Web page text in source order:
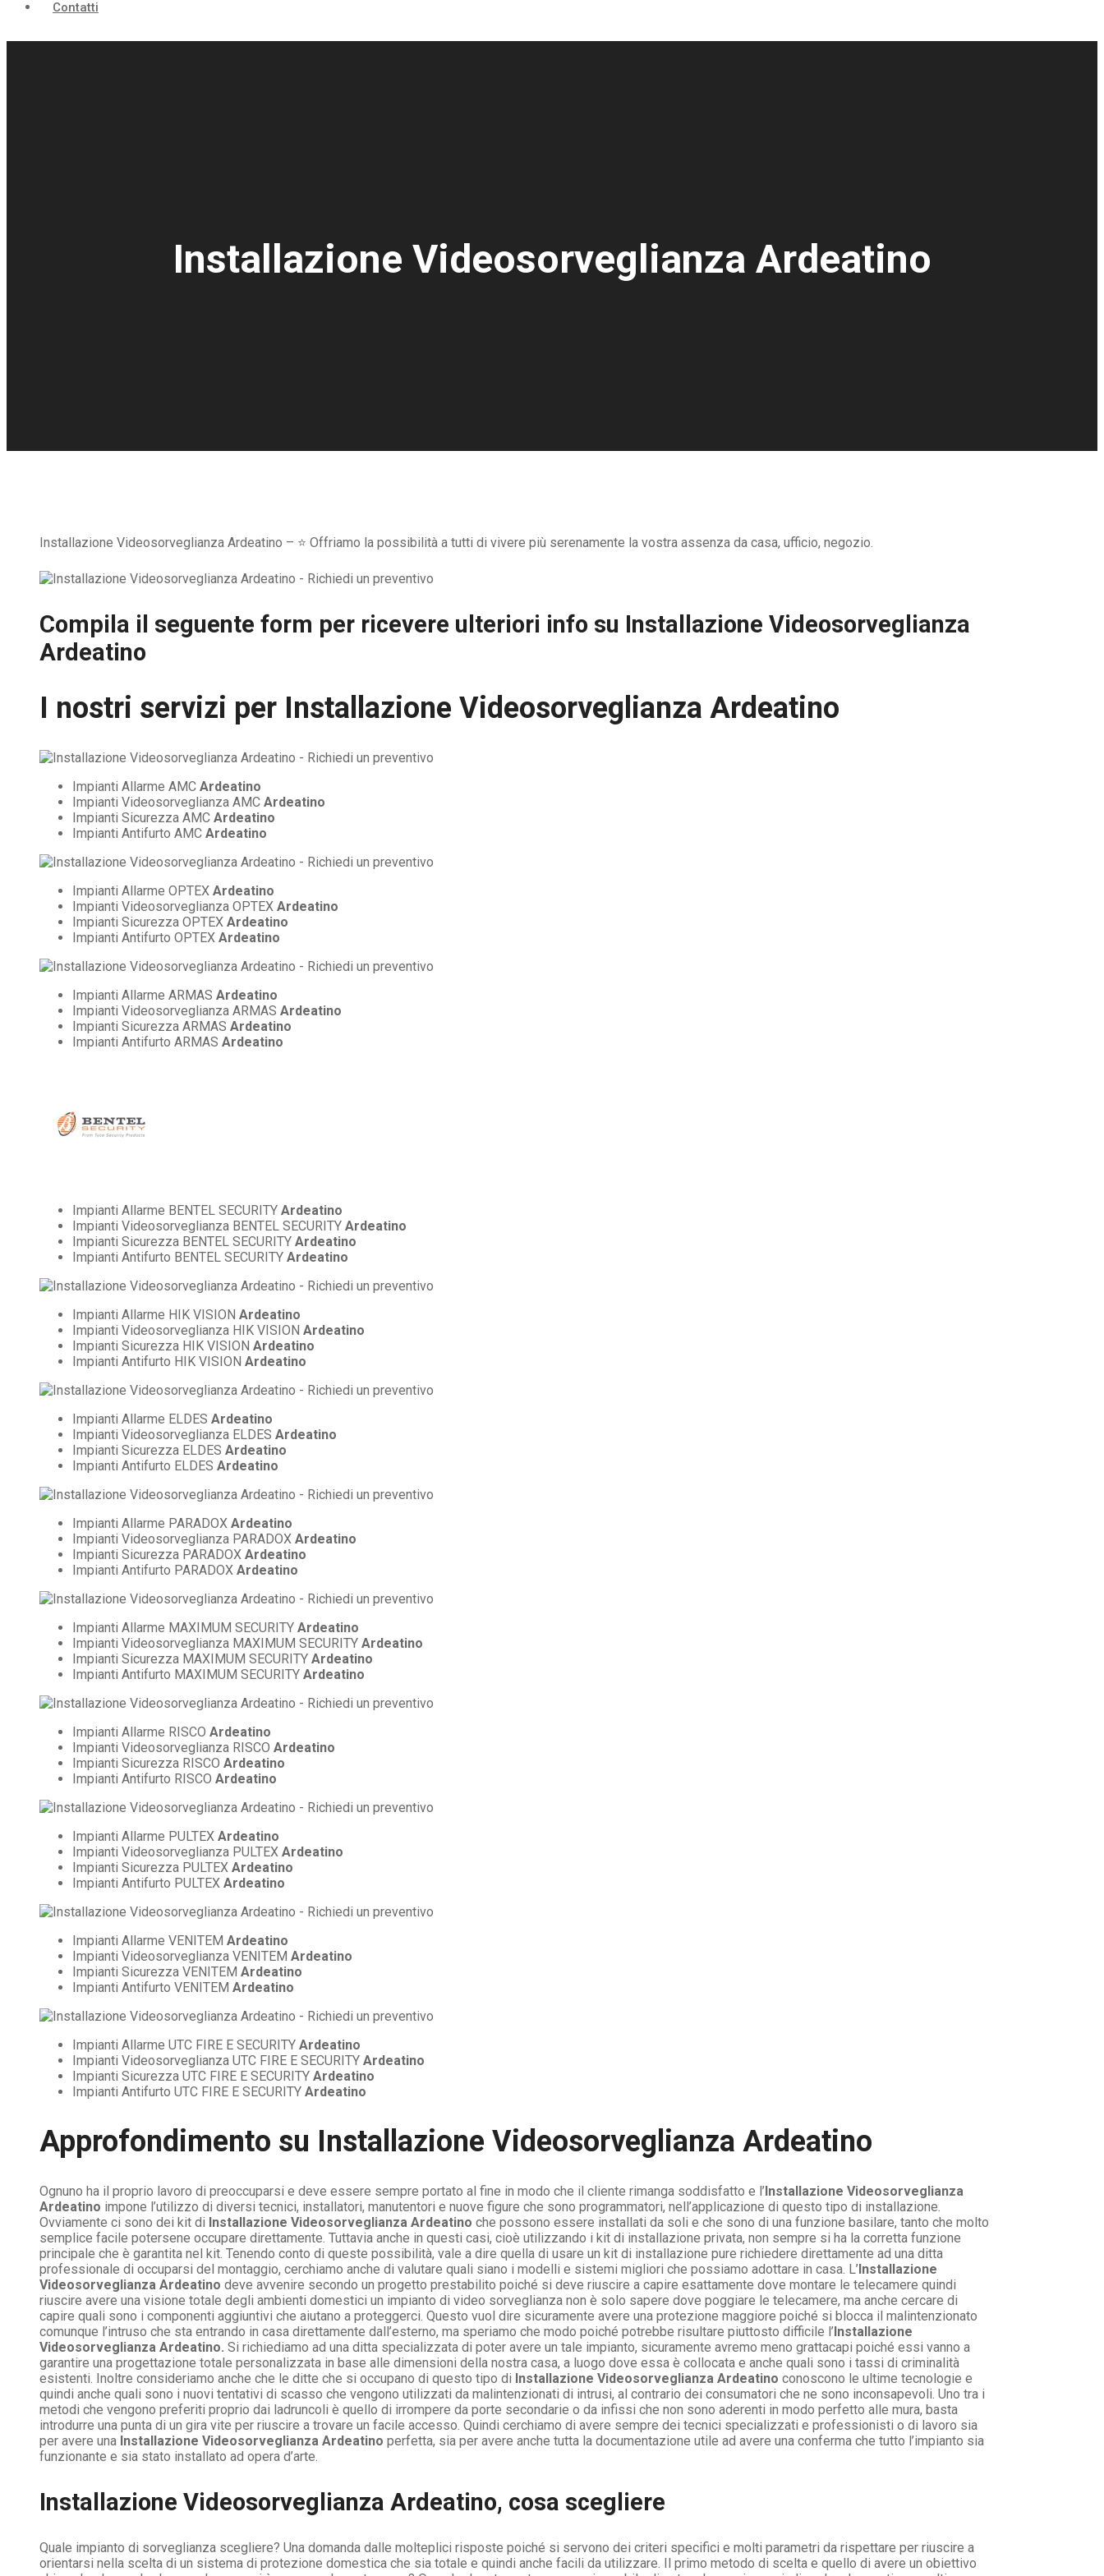
Contatti
Installazione Videosorveglianza Ardeatino
Installazione Videosorveglianza Ardeatino – ⭐ Offriamo la possibilità a tutti di vivere più serenamente la vostra assenza da casa, ufficio, negozio.
Compila il seguente form per ricevere ulteriori info su Installazione Videosorveglianza
Ardeatino
I nostri servizi per Installazione Videosorveglianza Ardeatino
Impianti Allarme AMC Ardeatino
Impianti Videosorveglianza AMC Ardeatino
Impianti Sicurezza AMC Ardeatino
Impianti Antifurto AMC Ardeatino
Impianti Allarme OPTEX Ardeatino
Impianti Videosorveglianza OPTEX Ardeatino
Impianti Sicurezza OPTEX Ardeatino
Impianti Antifurto OPTEX Ardeatino
Impianti Allarme ARMAS Ardeatino
Impianti Videosorveglianza ARMAS Ardeatino
Impianti Sicurezza ARMAS Ardeatino
Impianti Antifurto ARMAS Ardeatino
Impianti Allarme BENTEL SECURITY Ardeatino
Impianti Videosorveglianza BENTEL SECURITY Ardeatino
Impianti Sicurezza BENTEL SECURITY Ardeatino
Impianti Antifurto BENTEL SECURITY Ardeatino
Impianti Allarme HIK VISION Ardeatino
Impianti Videosorveglianza HIK VISION Ardeatino
Impianti Sicurezza HIK VISION Ardeatino
Impianti Antifurto HIK VISION Ardeatino
Impianti Allarme ELDES Ardeatino
Impianti Videosorveglianza ELDES Ardeatino
Impianti Sicurezza ELDES Ardeatino
Impianti Antifurto ELDES Ardeatino
Impianti Allarme PARADOX Ardeatino
Impianti Videosorveglianza PARADOX Ardeatino
Impianti Sicurezza PARADOX Ardeatino
Impianti Antifurto PARADOX Ardeatino
Impianti Allarme MAXIMUM SECURITY Ardeatino
Impianti Videosorveglianza MAXIMUM SECURITY Ardeatino
Impianti Sicurezza MAXIMUM SECURITY Ardeatino
Impianti Antifurto MAXIMUM SECURITY Ardeatino
Impianti Allarme RISCO Ardeatino
Impianti Videosorveglianza RISCO Ardeatino
Impianti Sicurezza RISCO Ardeatino
Impianti Antifurto RISCO Ardeatino
Impianti Allarme PULTEX Ardeatino
Impianti Videosorveglianza PULTEX Ardeatino
Impianti Sicurezza PULTEX Ardeatino
Impianti Antifurto PULTEX Ardeatino
Impianti Allarme VENITEM Ardeatino
Impianti Videosorveglianza VENITEM Ardeatino
Impianti Sicurezza VENITEM Ardeatino
Impianti Antifurto VENITEM Ardeatino
Impianti Allarme UTC FIRE E SECURITY Ardeatino
Impianti Videosorveglianza UTC FIRE E SECURITY Ardeatino
Impianti Sicurezza UTC FIRE E SECURITY Ardeatino
Impianti Antifurto UTC FIRE E SECURITY Ardeatino
Approfondimento su Installazione Videosorveglianza Ardeatino
Ognuno ha il proprio lavoro di preoccuparsi e deve essere sempre portato al fine in modo che il cliente rimanga soddisfatto e l’Installazione Videosorveglianza
Ardeatino impone l’utilizzo di diversi tecnici, installatori, manutentori e nuove figure che sono programmatori, nell’applicazione di questo tipo di installazione.
Ovviamente ci sono dei kit di Installazione Videosorveglianza Ardeatino che possono essere installati da soli e che sono di una funzione basilare, tanto che molto
semplice facile potersene occupare direttamente. Tuttavia anche in questi casi, cioè utilizzando i kit di installazione privata, non sempre si ha la corretta funzione
principale che è garantita nel kit. Tenendo conto di queste possibilità, vale a dire quella di usare un kit di installazione pure richiedere direttamente ad una ditta
professionale di occuparsi del montaggio, cerchiamo anche di valutare quali siano i modelli e sistemi migliori che possiamo adottare in casa. L’Installazione
Videosorveglianza Ardeatino deve avvenire secondo un progetto prestabilito poiché si deve riuscire a capire esattamente dove montare le telecamere quindi
riuscire avere una visione totale degli ambienti domestici un impianto di video sorveglianza non è solo sapere dove poggiare le telecamere, ma anche cercare di
capire quali sono i componenti aggiuntivi che aiutano a proteggerci. Questo vuol dire sicuramente avere una protezione maggiore poiché si blocca il malintenzionato
comunque l’intruso che sta entrando in casa direttamente dall’esterno, ma speriamo che modo poiché potrebbe risultare piuttosto difficile l’Installazione
Videosorveglianza Ardeatino. Si richiediamo ad una ditta specializzata di poter avere un tale impianto, sicuramente avremo meno grattacapi poiché essi vanno a
garantire una progettazione totale personalizzata in base alle dimensioni della nostra casa, a luogo dove essa è collocata e anche quali sono i tassi di criminalità
esistenti. Inoltre consideriamo anche che le ditte che si occupano di questo tipo di Installazione Videosorveglianza Ardeatino conoscono le ultime tecnologie e
quindi anche quali sono i nuovi tentativi di scasso che vengono utilizzati da malintenzionati di intrusi, al contrario dei consumatori che ne sono inconsapevoli. Uno tra i
metodi che vengono preferiti proprio dai ladruncoli è quello di irrompere da porte secondarie o da infissi che non sono aderenti in modo perfetto alle mura, basta
introdurre una punta di un gira vite per riuscire a trovare un facile accesso. Quindi cerchiamo di avere sempre dei tecnici specializzati e professionisti o di lavoro sia
per avere una Installazione Videosorveglianza Ardeatino perfetta, sia per avere anche tutta la documentazione utile ad avere una conferma che tutto l’impianto sia
funzionante e sia stato installato ad opera d’arte.
Installazione Videosorveglianza Ardeatino, cosa scegliere
Quale impianto di sorveglianza scegliere? Una domanda dalle molteplici risposte poiché si servono dei criteri specifici e molti parametri da rispettare per riuscire a
orientarsi nella scelta di un sistema di protezione domestica che sia totale e quindi anche facili da utilizzare. Il primo metodo di scelta e quello di avere un obiettivo